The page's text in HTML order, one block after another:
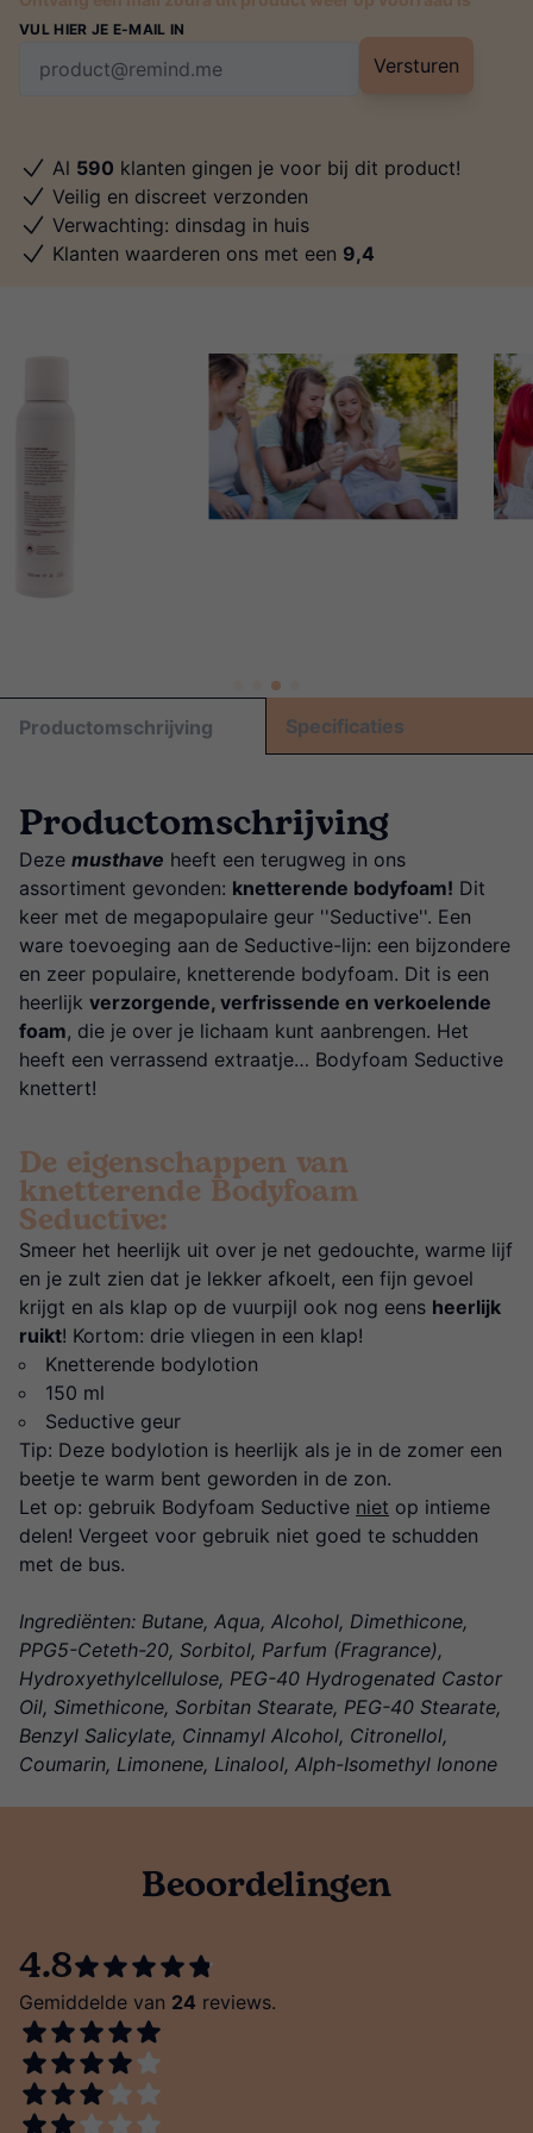
VUL HIER JE E-MAIL IN
Versturen
Al 590 klanten gingen je voor bij dit product!
Veilig en discreet verzonden
Verwachting: dinsdag in huis
Klanten waarderen ons met een 9,4
Productomschrijving Specificaties
Productomschrijving
Deze musthave heeft een terugweg in ons
assortiment gevonden: knetterende bodyfoam! Dit
keer met de megapopulaire geur ''Seductive''. Een
ware toevoeging aan de Seductive-lijn: een bijzondere
en zeer populaire, knetterende bodyfoam. Dit is een
heerlijk verzorgende, verfrissende en verkoelende
foam, die je over je lichaam kunt aanbrengen. Het
heeft een verrassend extraatje… Bodyfoam Seductive
knettert!
De eigenschappen van
knetterende Bodyfoam
Seductive:
Smeer het heerlijk uit over je net gedouchte, warme lijf
en je zult zien dat je lekker afkoelt, een fijn gevoel
krijgt en als klap op de vuurpijl ook nog eens heerlijk
ruikt! Kortom: drie vliegen in een klap!
Knetterende bodylotion
150 ml
Seductive geur
Tip: Deze bodylotion is heerlijk als je in de zomer een
beetje te warm bent geworden in de zon.
Let op: gebruik Bodyfoam Seductive niet op intieme
delen! Vergeet voor gebruik niet goed te schudden
met de bus.
Ingrediënten: Butane, Aqua, Alcohol, Dimethicone,
PPG5-Ceteth-20, Sorbitol, Parfum (Fragrance),
Hydroxyethylcellulose, PEG-40 Hydrogenated Castor
Oil, Simethicone, Sorbitan Stearate, PEG-40 Stearate,
Benzyl Salicylate, Cinnamyl Alcohol, Citronellol,
Coumarin, Limonene, Linalool, Alph-Isomethyl Ionone
Beoordelingen
4.8
Gemiddelde van 24 reviews.